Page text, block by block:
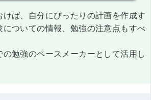
けば、自分にぴったりの計画を作成す
についての情報、勉強の注意点もすべ
勉強のペースメーカーとして活用し